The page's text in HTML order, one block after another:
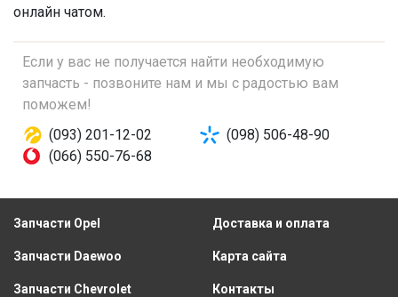
онлайн чатом.
Если у вас не получается найти необходимую
запчасть - позвоните нам и мы с радостью вам
поможем!
(093) 201-12-02
(098) 506-48-90
(066) 550-76-68
Запчасти Opel
Запчасти Daewoo
Запчасти Chevrolet
Доставка и оплата
Карта сайта
Контакты